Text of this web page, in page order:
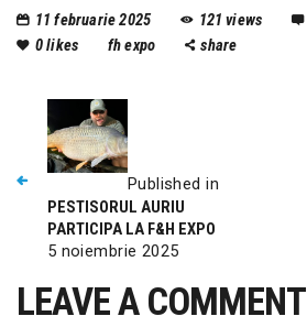
11 februarie 2025 121 views
0likes fh expo share
Published in
PESTISORUL AURIU
PARTICIPA LA F&H EXPO
5 noiembrie 2025
LEAVE A COMMENT